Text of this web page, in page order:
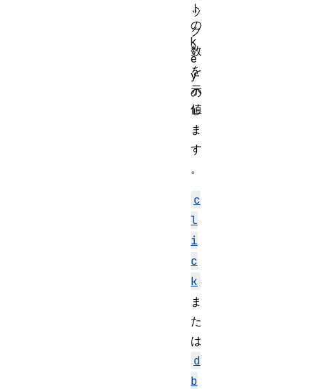
ッ
ク
数
を
示
し
ま
す
。
c
l
i
c
k
ま
た
は
d
b
ト
の
k
e
y
の
値